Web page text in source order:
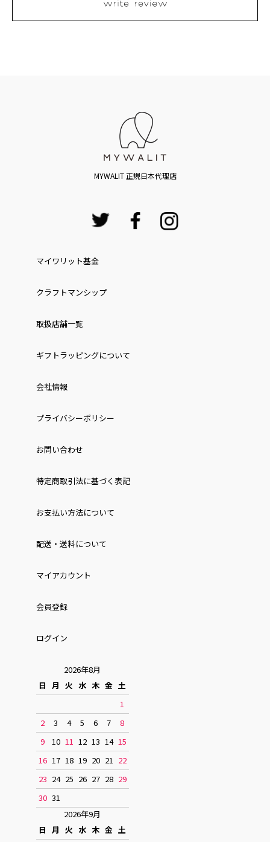
MYWALIT 正規日本代理店
マイワリット基金
クラフトマンシップ
取扱店舗一覧
ギフトラッピングについて
会社情報
プライバシーポリシー
お問い合わせ
特定商取引法に基づく表記
お⽀払い⽅法について
配送・送料について
マイアカウント
会員登録
ログイン
2026年8月
日
月 火 水 木 金 土
1
2
3 4 5 6 7
8
9
10 11 12 13 14 15
16 17 18 19 20 21
22
23 24 25 26 27 28 29
30 31
2026年9月
日
月 火 水 木 金 土